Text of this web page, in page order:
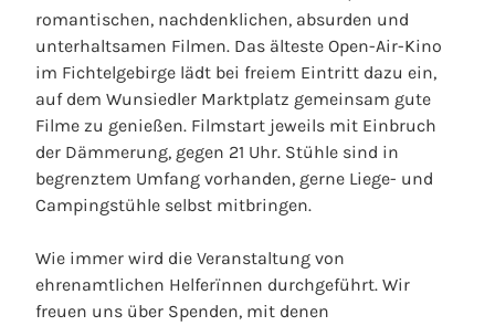
romantischen, nachdenklichen, absurden und
unterhaltsamen Filmen. Das älteste Open-Air-Kino
im Fichtelgebirge lädt bei freiem Eintritt dazu ein,
auf dem Wunsiedler Marktplatz gemeinsam gute
Filme zu genießen. Filmstart jeweils mit Einbruch
der Dämmerung, gegen 21 Uhr. Stühle sind in
begrenztem Umfang vorhanden, gerne Liege- und
Campingstühle selbst mitbringen.
Wie immer wird die Veranstaltung von
ehrenamtlichen Helferïnnen durchgeführt. Wir
freuen uns über Spenden, mit denen